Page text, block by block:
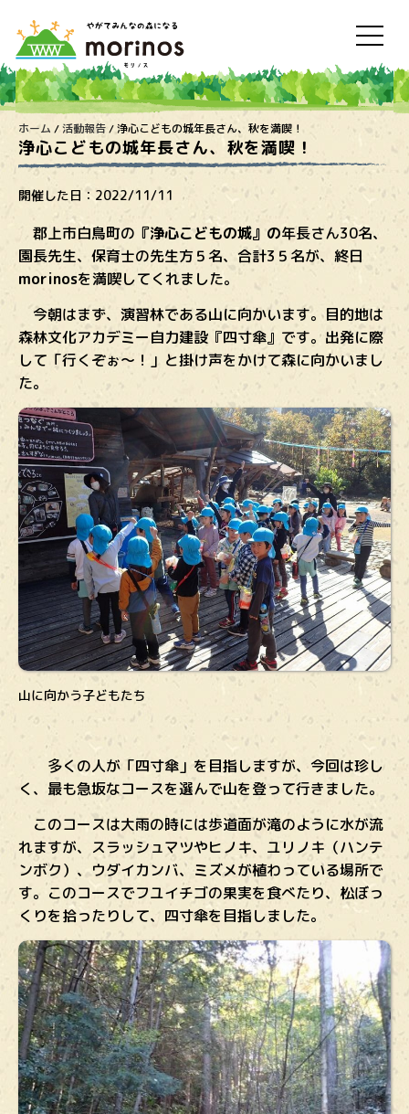
ホーム /活動報告/浄心こどもの城年長さん、秋を満喫！
浄心こどもの城年長さん、秋を満喫！
開催した日： 2022/11/11
郡上市白鳥町の 『浄心こどもの城』の年長さん30名、
園長先生、保育士の先生方５名、合計3５名が、終日
morinosを満喫してくれました。
今朝はまず、演習林である山に向かいます。目的地は
森林文化アカデミー自力建設『四寸傘』です。出発に際
して「行くぞぉ～！」と掛け声をかけて森に向かいまし
た。
山に向かう子どもたち
多くの人が「四寸傘」を目指しますが、今回は珍し
く、最も急坂なコースを選んで山を登って行きました。
このコースは大雨の時には歩道面が滝のように水が流
れますが、スラッシュマツやヒノキ、ユリノキ（ハンテ
ンボク）、ウダイカンバ、ミズメが植わっている場所で
す。このコースでフユイチゴの果実を食べたり、松ぼっ
くりを拾ったりして、四寸傘を目指しました。